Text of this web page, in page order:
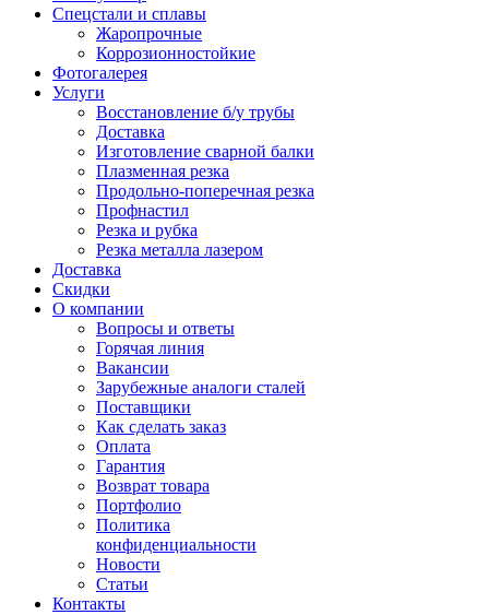
Спецстали и сплавы
Жаропрочные
Коррозионностойкие
Фотогалерея
Услуги
Восстановление б/у трубы
Доставка
Изготовление сварной балки
Плазменная резка
Продольно-поперечная резка
Профнастил
Резка и рубка
Резка металла лазером
Доставка
Скидки
О компании
Вопросы и ответы
Горячая линия
Вакансии
Зарубежные аналоги сталей
Поставщики
Как сделать заказ
Оплата
Гарантия
Возврат товара
Портфолио
Политика
конфиденциальности
Новости
Статьи
Контакты